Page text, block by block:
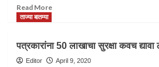
च्या
वाढ
रोखल्या
Read MoreRead
मुख्यालय
,
ताज्या बातम्या
पत्रकारांना 50 लाखाचा सुरक्षा कवच
Editor April 9, 2020